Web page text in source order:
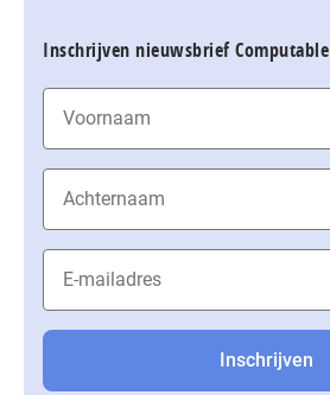
Inschrijven nieuwsbrief Computable